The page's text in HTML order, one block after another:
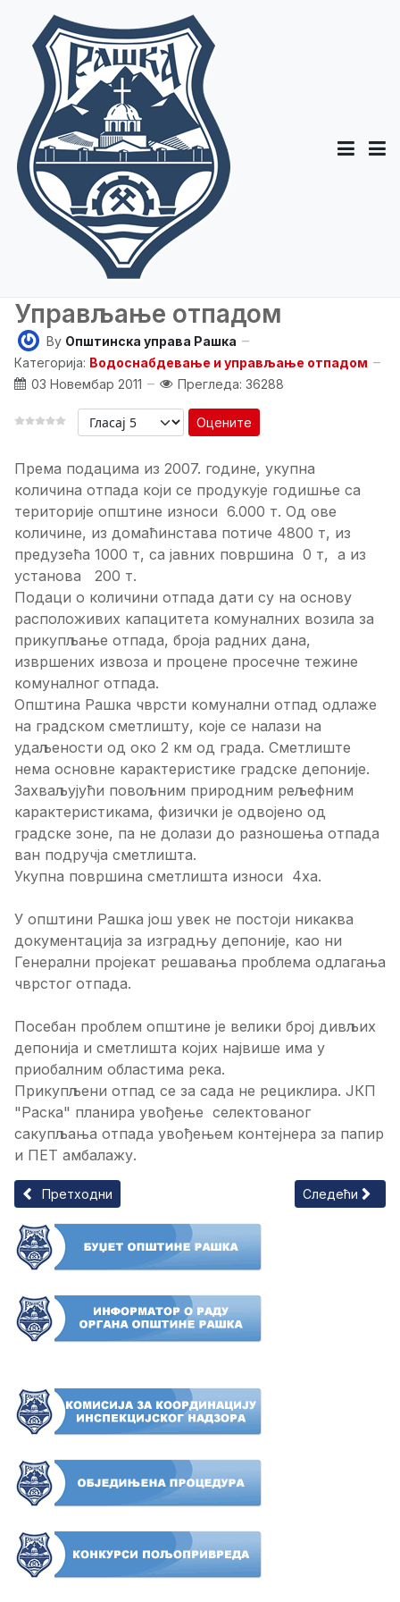
Управљање отпадом
By Општинска управа Рашка
Категорија: Водоснабдевање и управљање отпадом
03 Новембар 2011
Прегледа: 36288
Оцените
Према подацима из 2007. године, укупна
количина отпада који се продукује годишње са
територије општине износи 6.000 т. Од ове
количине, из домаћинстава потиче 4800 т, из
предузећа 1000 т, са јавних површина 0 т, а из
установа 200 т.
Подаци о количини отпада дати су на основу
расположивих капацитета комуналних возила за
прикупљање отпада, броја радних дана,
извршених извоза и процене просечне тежине
комуналног отпада.
Општина Рашка чврсти комунални отпад одлаже
на градском сметлишту, које се налази на
удаљености од око 2 км од града. Сметлиште
нема основне карактеристике градске депоније.
Захваљујући повољним природним рељефним
карактеристикама, физички је одвојено од
градске зоне, па не долази до разношења отпада
ван подручја сметлишта.
Укупна површина сметлишта износи 4ха.
У општини Рашка још увек не постоји никаква
документација за изградњу депоније, као ни
Генерални пројекат решавања проблема одлагања
чврстог отпада.
Посебан проблем општине је велики број дивљих
депонија и сметлишта којих највише има у
приобалним областима река.
Прикупљени отпад се за сада не рециклира. ЈКП
"Раска" планира увођење селектованог
сакупљања отпада увођењем контејнера за папир
и ПЕТ амбалажу.
Претходни чланак: Комунална инфраструктура на
Претходни Следећи
Следећи